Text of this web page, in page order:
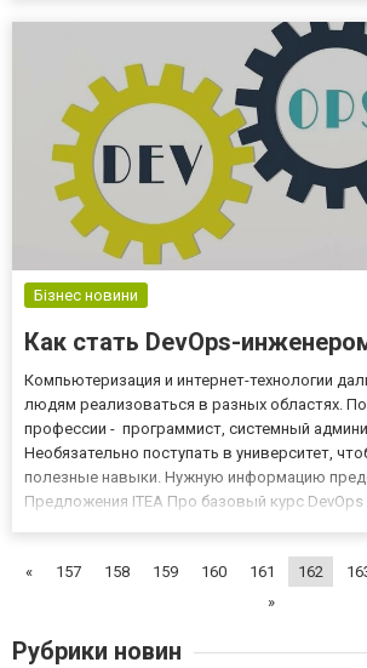
Бізнес новини
Как стать DevOps-
Компьютеризация и интернет-технологии
людям реализоваться в разных областях.
профессии - программист, системный
Необязательно поступать в университет,
полезные навыки. Нужную информацию
Предложения ITEA Про базовый курс DevOps
программ...
« 157 158 159 160 161 162
»
Рубрики новин